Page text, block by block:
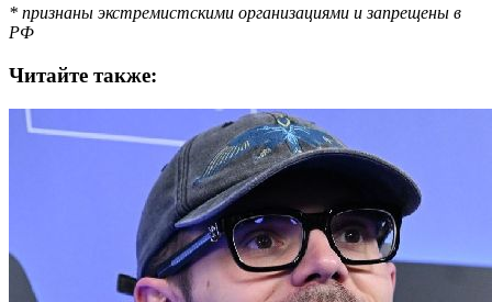
* признаны экстремистскими организациями и запрещены в
РФ
Читайте также: